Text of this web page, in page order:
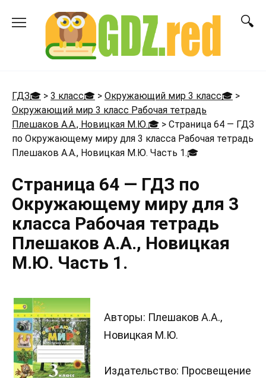
ГДЗ🎓 > 3 класс🎓 > Окружающий мир 3 класс🎓 >
Окружающий мир 3 класс Рабочая тетрадь
Плешаков А.А., Новицкая М.Ю.🎓 > Страница 64 — ГДЗ
по Окружающему миру для 3 класса Рабочая тетрадь
Плешаков А.А., Новицкая М.Ю. Часть 1.🎓
Страница 64 — ГДЗ по
Окружающему миру для 3
класса Рабочая тетрадь
Плешаков А.А., Новицкая
М.Ю. Часть 1.
Авторы: Плешаков А.А.,
Новицкая М.Ю.
Издательство: Просвещение